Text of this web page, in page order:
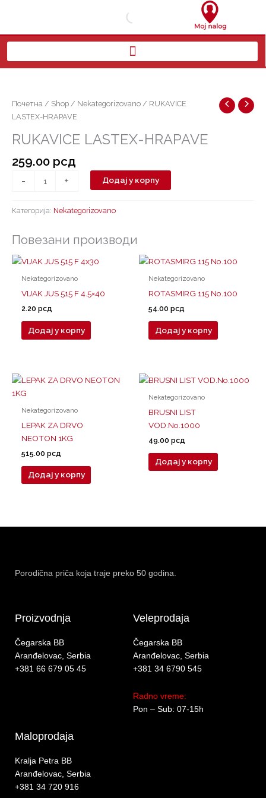
Почетна / Shop / Nekategorizovano / RUKAVICE
LASTEX-HRAPAVE
RUKAVICE LASTEX-HRAPAVE
259.00 рсд
-
HRAPAVE
количина
+ Додај у корпу
Категорија: Nekategorizovano
Повезани производи
Nekategorizovano
VIJAK JUS 515 F 4.5×40
2.20рсд
Додај у корпу
Nekategorizovano
ROTASMIRG 115 No.100
54.00рсд
Додај у корпу
Nekategorizovano
LEPAK ZA DRVO
NEOTON 1KG
515.00рсд
Додај у корпу
Nekategorizovano
BRUSNI LIST
VOD.No.1000
49.00рсд
Додај у корпу
Porodična priča koja traje preko 50 godina.
Proizvodnja
Čegarska BB
Aranđelovac, Serbia
+381 66 679 05 45
Veleprodaja
Čegarska BB
Aranđelovac, Serbia
+381 34 6790 545
Radno vreme:
Pon – Sub: 07-15h
Maloprodaja
Kralja Petra BB
Aranđelovac, Serbia
+381 34 720 916